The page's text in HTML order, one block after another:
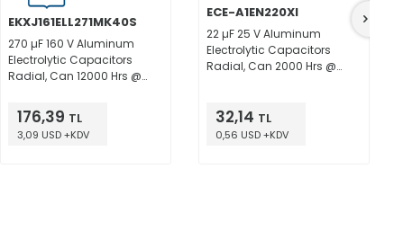
EKXJ161ELL271MK40S
270 µF 160 V Aluminum
Electrolytic Capacitors
Radial, Can 12000 Hrs @
176,39 TL
3,09 USD +KDV
ECE-A1EN220XI
22 µF 25 V Aluminum
Electrolytic Capacitors
Radial, Can 2000 Hrs @
32,14 TL
0,56 USD +KDV